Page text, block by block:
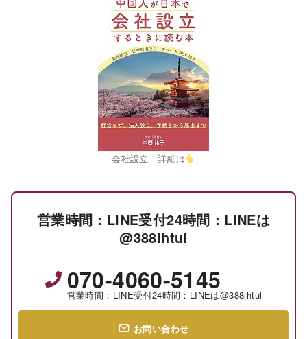
会社設立 詳細は
営業時間：LINE受付24時間：LINEは
@388lhtul
070-4060-5145
営業時間：LINE受付24時間：LINEは@388lhtul
お問い合わせ